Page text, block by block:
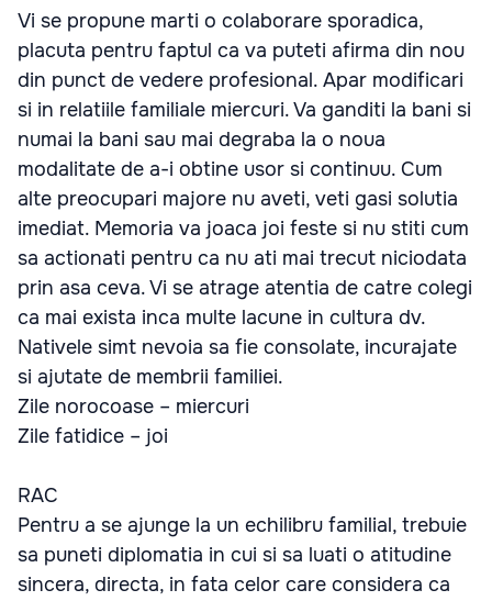
Vi se propune marti o colaborare sporadica,
placuta pentru faptul ca va puteti afirma din nou
din punct de vedere profesional. Apar modificari
si in relatiile familiale miercuri. Va ganditi la bani si
numai la bani sau mai degraba la o noua
modalitate de a-i obtine usor si continuu. Cum
alte preocupari majore nu aveti, veti gasi solutia
imediat. Memoria va joaca joi feste si nu stiti cum
sa actionati pentru ca nu ati mai trecut niciodata
prin asa ceva. Vi se atrage atentia de catre colegi
ca mai exista inca multe lacune in cultura dv.
Nativele simt nevoia sa fie consolate, incurajate
si ajutate de membrii familiei.
Zile norocoase – miercuri
Zile fatidice – joi
RAC
Pentru a se ajunge la un echilibru familial, trebuie
sa puneti diplomatia in cui si sa luati o atitudine
sincera, directa, in fata celor care considera ca